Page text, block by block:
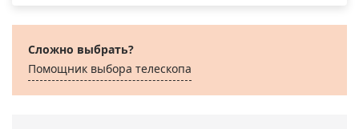
Сложно выбрать?
Помощник выбора телескопа